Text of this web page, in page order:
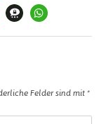
Felder sind mit*